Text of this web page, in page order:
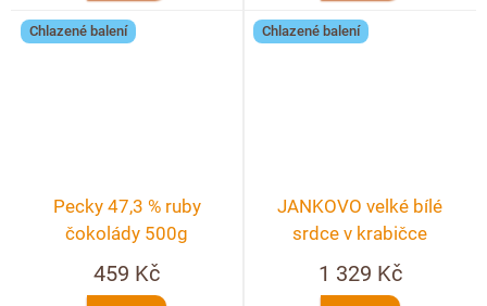
Chlazené balení
Pecky 47,3 % ruby
čokolády 500g
459 Kč
Chlazené balení
JANKOVO velké bílé
srdce v krabičce
1 329 Kč